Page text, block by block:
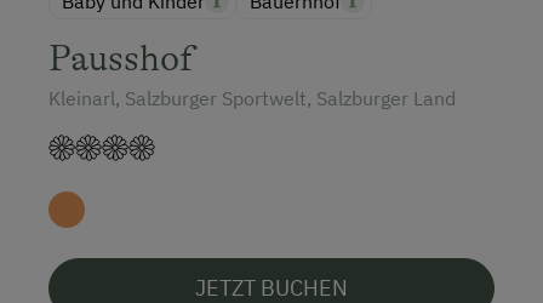
Pausshof
Kleinarl, Salzburger Sportwelt, Salzburger Land
JETZT BUCHEN